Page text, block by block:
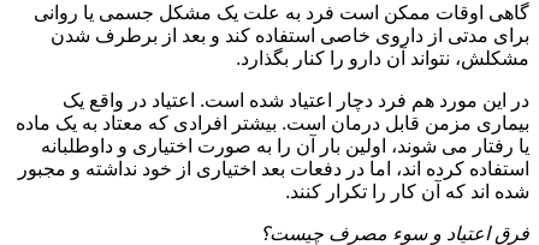
گاهی اوقات ممکن است فرد به علت یک مشکل جسمی یا روانی
برای مدتی از داروی خاصی استفاده کند و بعد از برطرف شدن
مشکلش، نتواند آن دارو را کنار بگذارد.
در این مورد هم فرد دچار اعتیاد شده است. اعتیاد در واقع یک
بیماری مزمن قابل درمان است. بیشتر افرادی که معتاد به یک ماده
یا رفتار می شوند، اولین بار آن را به صورت اختیاری و داوطلبانه
استفاده کرده اند، اما در دفعات بعد اختیاری از خود نداشته و مجبور
شده اند که آن کار را تکرار کنند.
فرق اعتیاد و سوء مصرف چیست؟